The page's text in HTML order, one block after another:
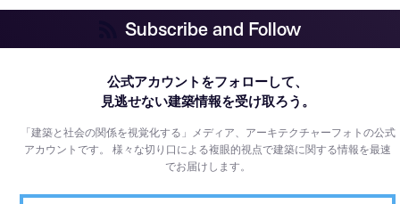
Subscribe and Follow
公式アカウントをフォローして、
見逃せない建築情報を受け取ろう。
「建築と社会の関係を視覚化する」メディア、アーキテクチャーフォトの公式
アカウントです。様々な切り口による複眼的視点で建築に関する情報を最速
でお届けします。